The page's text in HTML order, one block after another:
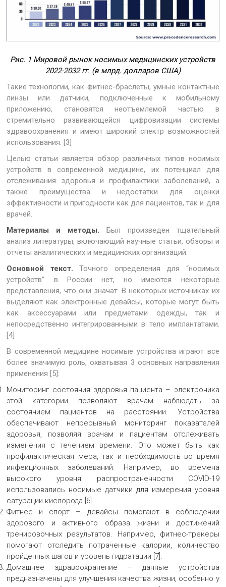
Рис. 1 Мировой рынок носимых медицинских устройств
2022-2032 гг. (в млрд. долларов США)
Такие технологии, как фитнес-браслеты, умные контактные
линзы или датчики, подключенные к мобильному
приложению, становятся неотъемлемой частью в
стремительно развивающейся цифровизации системы
здравоохранения и имеют широкий спектр возможностей
использования. [3]
Целью статьи является обзор различных типов носимых
устройств в современной медицине, их потенциал для
отслеживания здоровья и профилактики заболеваний, а
также преимущества и недостатки для оценки
эффективности и пригодности как для пациентов, так и для
врачей.
Материалы и методы. Был произведен тщательный
анализ литературы, включающий научные статьи, обзоры и
отчеты аналитических и медицинских организаций.
Основной текст.Точного определения для “носимых
устройств” в России нет, но имеются некоторые
представления, что они значат. В некоторых источниках их
выделяют как электронные девайсы, которые могут быть
как аксессуарами или предметами одежды, так и
непосредственно интегрированными в тело имплантатами.
[4]
В современной медицине носимые устройства играют все
более значимую роль, охватывая 3 основных направления
применения [5]:
Мониторинг состояния здоровья пациента – электроника
этой категории позволяют врачам наблюдать за
состоянием пациентов на расстоянии. Устройства
обеспечивают непрерывный мониторинг показателей
здоровья, позволяя врачам и пациентам отслеживать
изменения с течением времени. Это может быть как
профилактическая мера, так и необходимость во время
инфекционных заболеваний. Например, во времена
высокого уровня распространенности COVID-19
использовались носимые датчики для измерения уровня
сатурации кислорода [6].
Фитнес и спорт – девайсы помогают в соблюдении
здорового и активного образа жизни и достижений
тренировочных результатов. Например, фитнес-трекеры
помогают отследить потраченные калории, количество
пройденных шагов и уровень гидратации [7].
Домашнее здравоохранение – данные устройства
предназначены для улучшения качества жизни, особенно у